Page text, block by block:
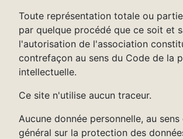
Toute représentation totale ou
par quelque procédé que ce soit et
l'autorisation de l'association
contrefaçon au sens du Code de la
intellectuelle.
Ce site n'utilise aucun traceur.
Aucune donnée personnelle, au
général sur la protection des